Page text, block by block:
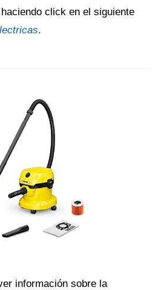
click en el siguiente
.
información sobre la